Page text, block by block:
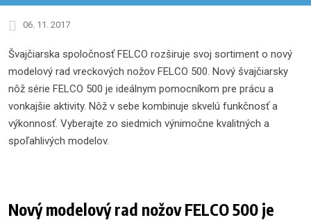
06. 11. 2017
Švajčiarska spoločnosť FELCO rozširuje svoj sortiment o nový
modelový rad vreckových nožov FELCO 500. Nový švajčiarsky
nôž série FELCO 500 je ideálnym pomocníkom pre prácu a
vonkajšie aktivity. Nôž v sebe kombinuje skvelú funkčnosť a
výkonnosť. Vyberajte zo siedmich výnimočne kvalitných a
spoľahlivých modelov.
Nový modelový rad nožov FELCO 500 je